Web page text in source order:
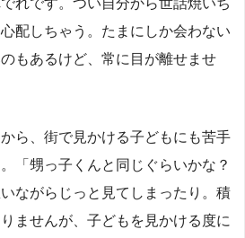
配しちゃう。たまにしか会わない
もあるけど、常に目が離せませ
ら、街で見かける子どもにも苦手
「甥っ子くんと同じぐらいかな？
ながらじっと見てしまったり。積
ませんが、子どもを見かける度に